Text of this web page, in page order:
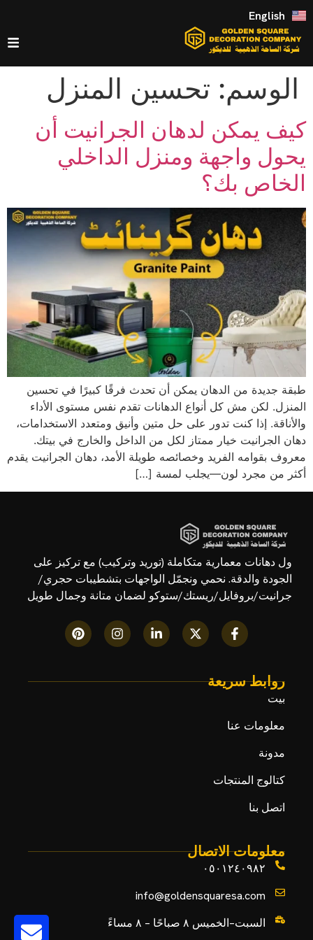
English
الوسم: تحسين المنزل
كيف يمكن لدهان الجرانيت أن
يحول واجهة ومنزل الداخلي
الخاص بك؟
طبقة جديدة من الدهان يمكن أن تحدث فرقًا كبيرًا في تحسين
المنزل. لكن مش كل أنواع الدهانات تقدم نفس مستوى الأداء
والأناقة. إذا كنت تدور على حل متين وأنيق ومتعدد الاستخدامات،
دهان الجرانيت خيار ممتاز لكل من الداخل والخارج في بيتك.
معروف بقوامه الفريد وخصائصه طويلة الأمد، دهان الجرانيت يقدم
أكثر من مجرد لون—يجلب لمسة […]
ول دهانات معمارية متكاملة (توريد وتركيب) مع تركيز على
الجودة والدقة. نحمي ونجمّل الواجهات بتشطيبات حجري/
جرانيت/بروفايل/ريستك/ستوكو لضمان متانة وجمال طويل
روابط سريعة
بيت
معلومات عنا
مدونة
كتالوج المنتجات
اتصل بنا
معلومات الاتصال
٠٥٠١٢٤٠٩٨٢
info@goldensquaresa.com
السبت–الخميس ٨ صباحًا – ٨ مساءً